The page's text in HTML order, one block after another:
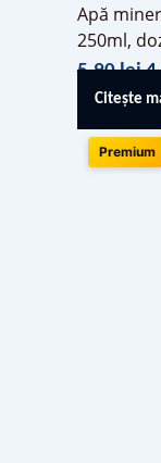
Apă
250ml,
5,90lei
Citește
Premium